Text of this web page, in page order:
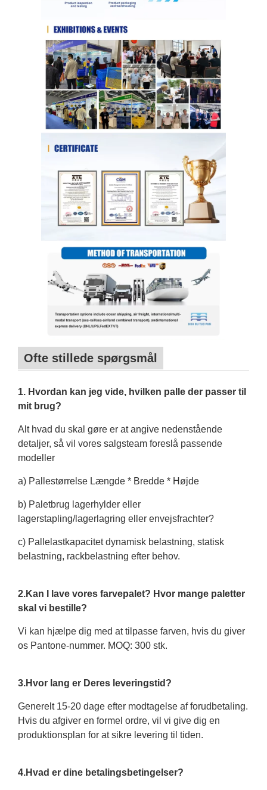
Ofte stillede spørgsmål
1. Hvordan kan jeg vide, hvilken palle der passer til
mit brug?
Alt hvad du skal gøre er at angive nedenstående
detaljer, så vil vores salgsteam foreslå passende
modeller
a) Pallestørrelse Længde * Bredde * Højde
b) Paletbrug lagerhylder eller
lagerstapling/lagerlagring eller envejsfrachter?
c) Pallelastkapacitet dynamisk belastning, statisk
belastning, rackbelastning efter behov.
2.Kan I lave vores farvepalet? Hvor mange paletter
skal vi bestille?
Vi kan hjælpe dig med at tilpasse farven, hvis du giver
os Pantone-nummer. MOQ: 300 stk.
3.Hvor lang er Deres leveringstid?
Generelt 15-20 dage efter modtagelse af forudbetaling.
Hvis du afgiver en formel ordre, vil vi give dig en
produktionsplan for at sikre levering til tiden.
4.Hvad er dine betalingsbetingelser?